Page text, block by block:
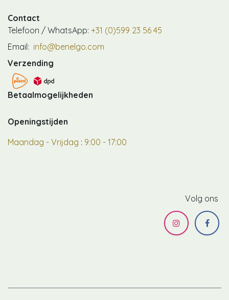
Contact
Telefoon / WhatsApp: +31 (0)599 23 56 45
Email: info@benelgo.com
Verzending
Betaalmogelijkheden
Openingstijden
Maandag - Vrijdag : 9:00 - 17:00
Volg ons